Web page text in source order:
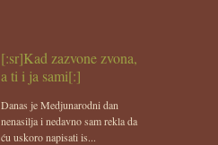
[:sr]Kad zazvone zvona,
a ti i ja sami[:]
Danas je Medjunarodni dan
nenasilja i nedavno sam rekla da
ću uskoro napisati is...